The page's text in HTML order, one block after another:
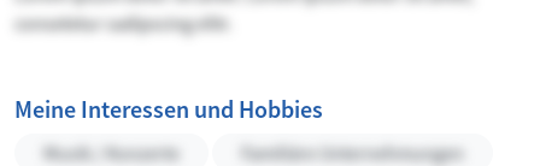
consetetur sadipscing elitr.
Meine Interessen und Hobbies
Musik / Konzerte
Familiäre Unternehmungen